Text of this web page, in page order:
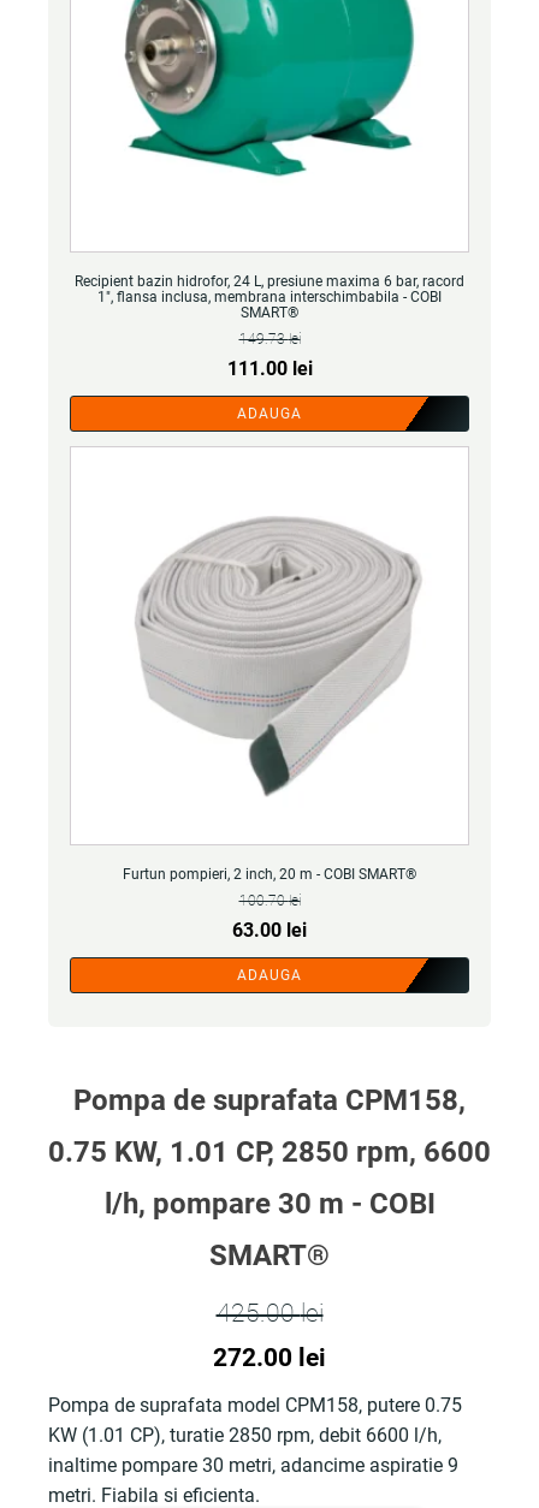
Recipient bazin hidrofor, 24 L, presiune maxima 6 bar, racord
1", flansa inclusa, membrana interschimbabila - COBI
SMART®
149.73lei
Prețul
inițial
a
111.00 leiPrețul
curent
este:
ADAUGA
Furtun pompieri, 2 inch, 20 m - COBI SMART®
100.70lei
Prețul
inițial
a
63.00 leiPrețul
curent
este:
ADAUGA
Pompa de suprafata CPM158,
0.75 KW, 1.01 CP, 2850 rpm, 6600
l/h, pompare 30 m - COBI
SMART®
425.00lei
Prețul
inițial
a
fost:
272.00 lei
curent
este:
Pompa de suprafata model CPM158, putere 0.75
KW (1.01 CP), turatie 2850 rpm, debit 6600 l/h,
inaltime pompare 30 metri, adancime aspiratie 9
metri. Fiabila si eficienta.